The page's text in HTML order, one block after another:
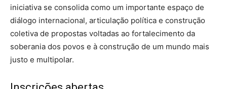
iniciativa se consolida como um importante espaço de
diálogo internacional, articulação política e construção
coletiva de propostas voltadas ao fortalecimento da
soberania dos povos e à construção de um mundo mais
justo e multipolar.